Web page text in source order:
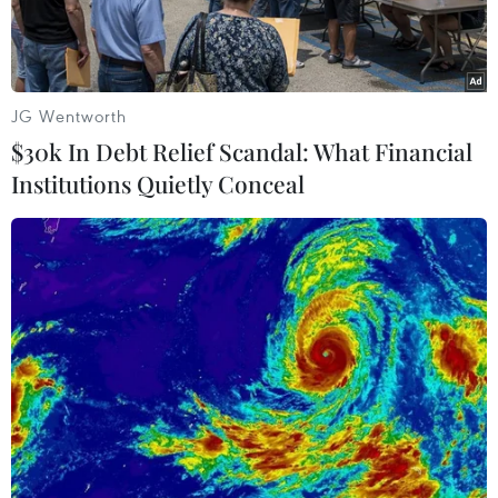
Ngoại trưởng Nga Sergei Lavrov. (Ảnh: AFP/TTXVN)
Bộ trưởng Ngoại giao Nga Sergei Lavrov dự kiến
bắt đầu chuyến công du Mỹ Latinh từ ngày 19/2.
Điểm dừng chân đầu tiên của ông Lavrov là
JG Wentworth
$30k In Debt Relief Scandal: What Financial
Institutions Quietly Conceal